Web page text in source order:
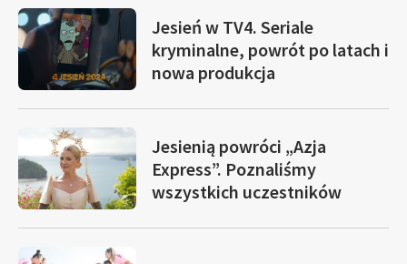
Jesień w TV4. Seriale
kryminalne, powrót po latach i
nowa produkcja
Jesienią powróci „Azja
Express”. Poznaliśmy
wszystkich uczestników